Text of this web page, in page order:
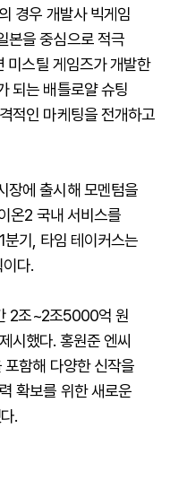
경우 개발사 빅게임
본을 중심으로 적극
미스틸 게임즈가 개발한
되는 배틀로얄 슈팅
적인 마케팅을 전개하고
장에 출시해 모멘텀을
온2 국내 서비스를
기, 타임 테이커스는
다.
2조~2조5000억 원
시했다. 홍원준 엔씨
함해 다양한 신작을
확보를 위한 새로운
.